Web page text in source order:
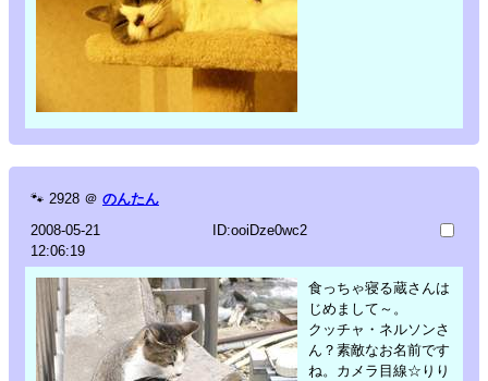
🐾 2928 ＠ のんたん
2008-05-21
12:06:19
ID:ooiDze0wc2
食っちゃ寝る蔵さんは
じめまして～。
クッチャ・ネルソンさ
ん？素敵なお名前です
ね。カメラ目線☆りり